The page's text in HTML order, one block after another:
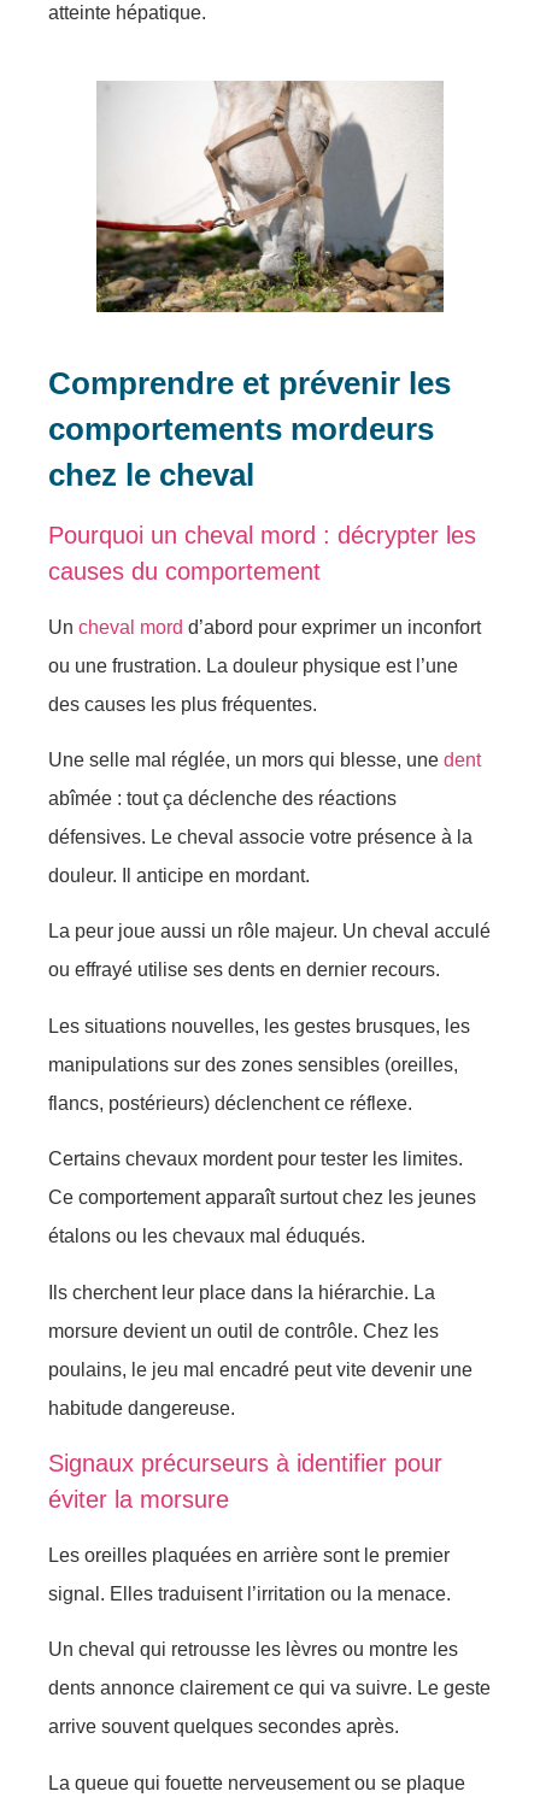
atteinte hépatique.
Comprendre et prévenir les
comportements mordeurs
chez le cheval
Pourquoi un cheval mord : décrypter les
causes du comportement
Un cheval mord d’abord pour exprimer un inconfort
ou une frustration. La douleur physique est l’une
des causes les plus fréquentes.
Une selle mal réglée, un mors qui blesse, une dent
abîmée : tout ça déclenche des réactions
défensives. Le cheval associe votre présence à la
douleur. Il anticipe en mordant.
La peur joue aussi un rôle majeur. Un cheval acculé
ou effrayé utilise ses dents en dernier recours.
Les situations nouvelles, les gestes brusques, les
manipulations sur des zones sensibles (oreilles,
flancs, postérieurs) déclenchent ce réflexe.
Certains chevaux mordent pour tester les limites.
Ce comportement apparaît surtout chez les jeunes
étalons ou les chevaux mal éduqués.
Ils cherchent leur place dans la hiérarchie. La
morsure devient un outil de contrôle. Chez les
poulains, le jeu mal encadré peut vite devenir une
habitude dangereuse.
Signaux précurseurs à identifier pour
éviter la morsure
Les oreilles plaquées en arrière sont le premier
signal. Elles traduisent l’irritation ou la menace.
Un cheval qui retrousse les lèvres ou montre les
dents annonce clairement ce qui va suivre. Le geste
arrive souvent quelques secondes après.
La queue qui fouette nerveusement ou se plaque